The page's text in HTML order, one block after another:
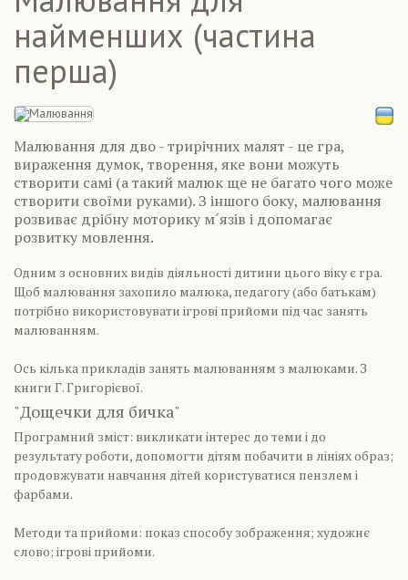
найменших (частина
перша)
Малювання для дво - трирічних малят - це гра,
вираження думок, творення, яке вони можуть
створити самі (а такий малюк ще не багато чого може
створити своїми руками). З іншого боку, малювання
розвиває дрібну моторику м´язів і допомагає
розвитку мовлення.
Одним з основних видів діяльності дитини цього віку є гра.
Щоб малювання захопило малюка, педагогу (або батькам)
потрібно використовувати ігрові прийоми під час занять
малюванням.
Ось кілька прикладів занять малюванням з малюками. З
книги Г. Григорієвої.
"Дощечки для бичка"
Програмний зміст: викликати інтерес до теми і до
результату роботи, допомогти дітям побачити в лініях образ;
продовжувати навчання дітей користуватися пензлем і
фарбами.
Методи та прийоми: показ способу зображення; художнє
слово; ігрові прийоми.